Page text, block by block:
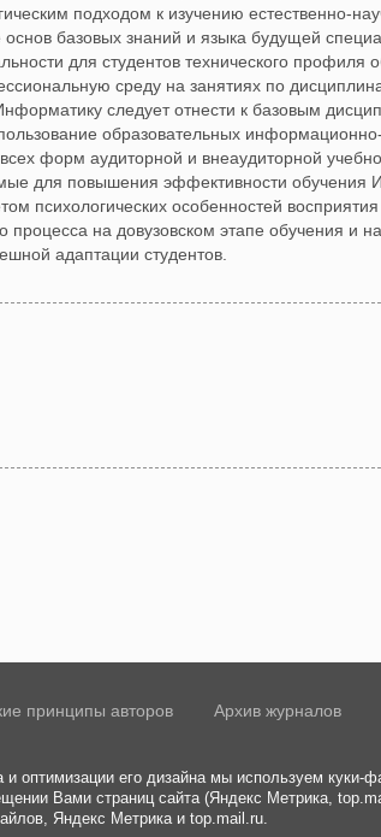
подходом к изучению естественно-
базовых знаний и языка будущей
для студентов технического профиля
среду на занятиях по
следует отнести к базовым
образовательных
форм аудиторной и внеаудиторной
для повышения эффективности обучения
психологических особенностей восприятия
процесса на довузовском этапе обучения и
адаптации студентов.
принципы авторов Архив журналов
оптимизации его дизайна мы используем куки-
Вами страниц сайта (Яндекс Метрика,
Яндекс Метрика и top.mail.ru.